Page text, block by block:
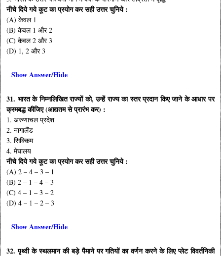
नीचे दिये गये कूट का प्रयोग कर सही उत्तर चुनिये :
(A) केवल 1
(B) केवल 1 और 2
(C) केवल 2 और 3
(D) 1, 2 और 3
Show Answer/Hide
31. भारत के निम्नलिखित राज्यों को, उन्हें राज्य का स्तर प्रदान किए जाने के आधार पर
क्रमबद्ध कीजिए (आद्यतम से प्रारंभ कर) :
1. अरुणाचल प्रदेश
2. नागालैंड
3. सिक्किम
4. मेघालय
नीचे दिये गये कूट का प्रयोग कर सही उत्तर चुनिये :
(A) 2 – 4 – 3 – 1
(B) 2 – 1 – 4 – 3
(C) 4 – 1 – 3 – 2
(D) 4 – 1 – 2 – 3
Show Answer/Hide
32. पृथ्वी के स्थलमान की बड़े पैमाने पर गतियों का वर्णन करने के लिए प्लेट विवर्तनिकी